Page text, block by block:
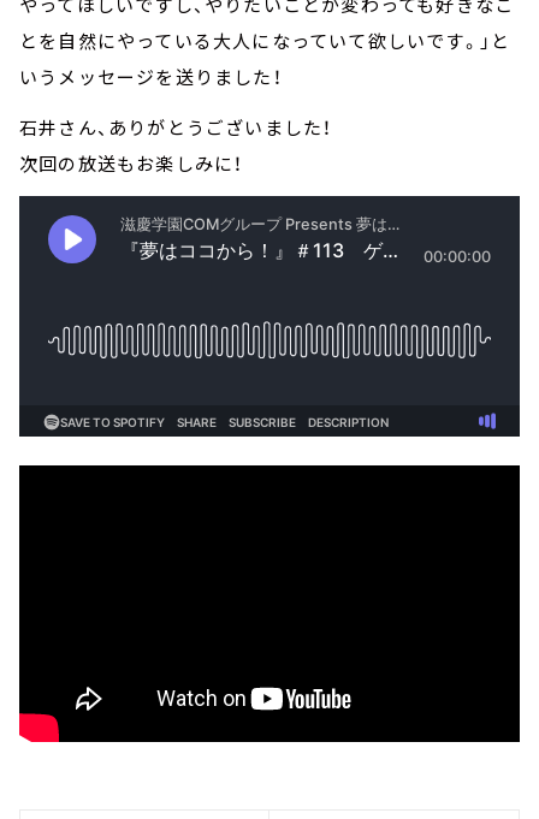
とを自然にやっている大人になっていて欲しいです。」と
いうメッセージを送りました！
石井さん、ありがとうございました！
次回の放送もお楽しみに！